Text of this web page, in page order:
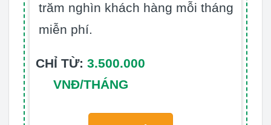
trăm nghìn khách hàng mỗi tháng
miễn phí.
CHỈ TỪ: 3.500.000
VNĐ/THÁNG